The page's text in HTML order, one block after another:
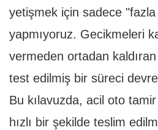
yetişmek için sadece
yapmıyoruz. Gecikmeleri
vermeden ortadan kaldıran
test edilmiş bir süreci
Bu kılavuzda, acil oto
hızlı bir şekilde teslim